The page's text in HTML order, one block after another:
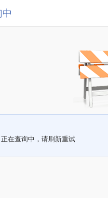
正在查询中，请刷新重试